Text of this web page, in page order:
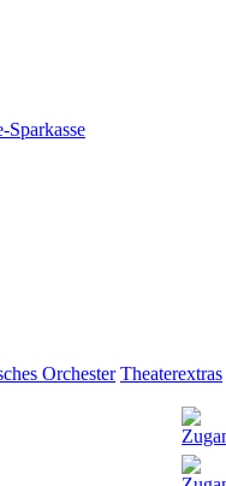
Orchester Theaterextras